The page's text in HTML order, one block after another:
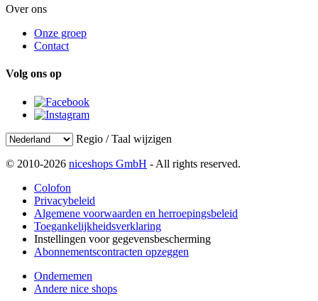
Over ons
Onze groep
Contact
Volg ons op
Regio / Taal wijzigen
© 2010-2026 niceshops GmbH - All rights reserved.
Colofon
Privacybeleid
Algemene voorwaarden en herroepingsbeleid
Toegankelijkheidsverklaring
Instellingen voor gegevensbescherming
Abonnementscontracten opzeggen
Ondernemen
Andere nice shops